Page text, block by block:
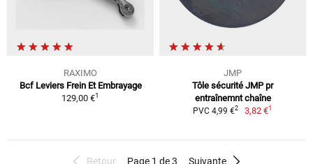
RAXIMO
Bcf Leviers Frein Et Embrayage
129,00 €1
JMP
Tôle sécurité JMP pr
entraînemnt chaîne
PVC 4,99 €2 3,82 €1
Retour Page 1 de 3 Suivante